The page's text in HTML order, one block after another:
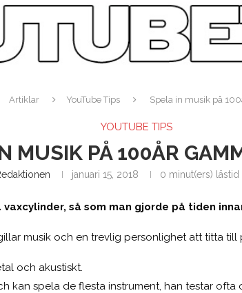
Artiklar YouTube Tips Spela in musik på
YOUTUBE TIPS
MUSIK PÅ 100ÅR
januari 15, 2018 0 minut(ers) lästid
så som man gjorde på tiden
musik och en trevlig personlighet att titta till
och akustiskt.
kan spela de flesta instrument, han testar ofta